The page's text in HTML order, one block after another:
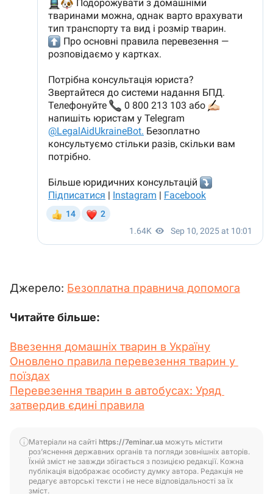
Джерело: Безоплатна правнича допомога
Читайте більше:
Ввезення домашніх тварин в Україну
Оновлено правила перевезення тварин у
поїздах
Перевезення тварин в автобусах: Уряд
затвердив єдині правила
Матеріали на сайті https://7eminar.ua можуть містити
роз’яснення державних органів та погляди зовнішніх авторів.
Їхній зміст не завжди збігається з позицією редакції. Кожна
публікація відображає особисту думку автора. Редакція не
редагує авторські тексти і не несе відповідальності за їх
зміст.